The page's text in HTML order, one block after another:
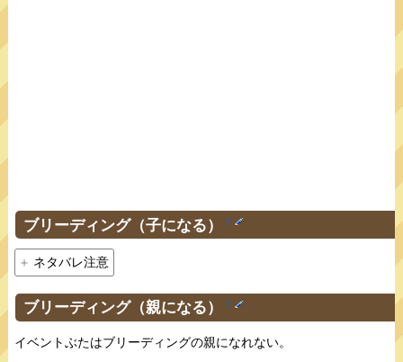
ブリーディング（子になる） †
ネタバレ注意
ブリーディング（親になる） †
イベントぶたはブリーディングの親になれない。